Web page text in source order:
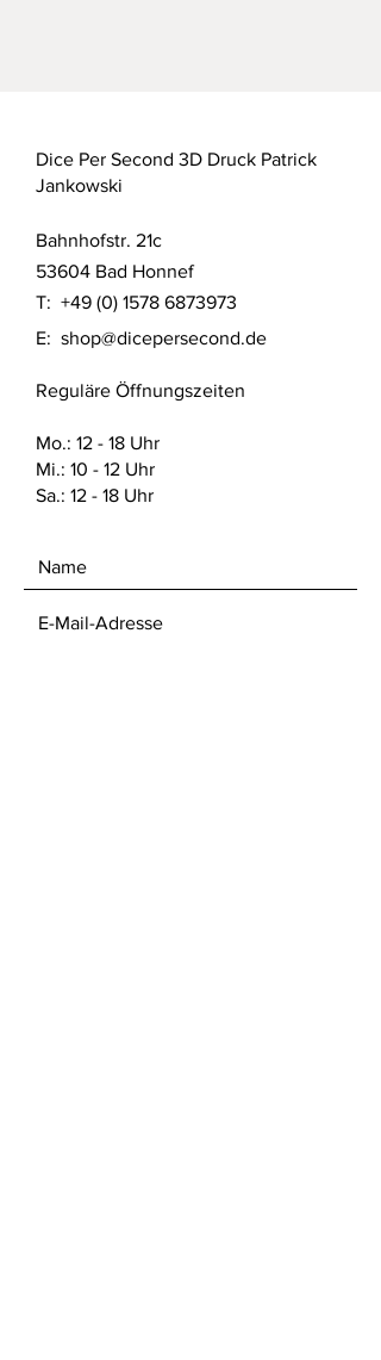
Dice Per Second 3D Druck Patrick
Jankowski
Bahnhofstr. 21c
53604 Bad Honnef
T: +49 (0) 1578 6873973
E: shop@dicepersecond.de
Reguläre Öffnungszeiten
Mo.: 12 - 18 Uhr
Mi.: 10 - 12 Uhr
Sa.: 12 - 18 Uhr